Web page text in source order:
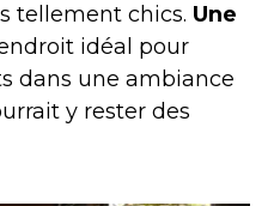
tellement chics. Une
idéal pour
dans une ambiance
y rester des